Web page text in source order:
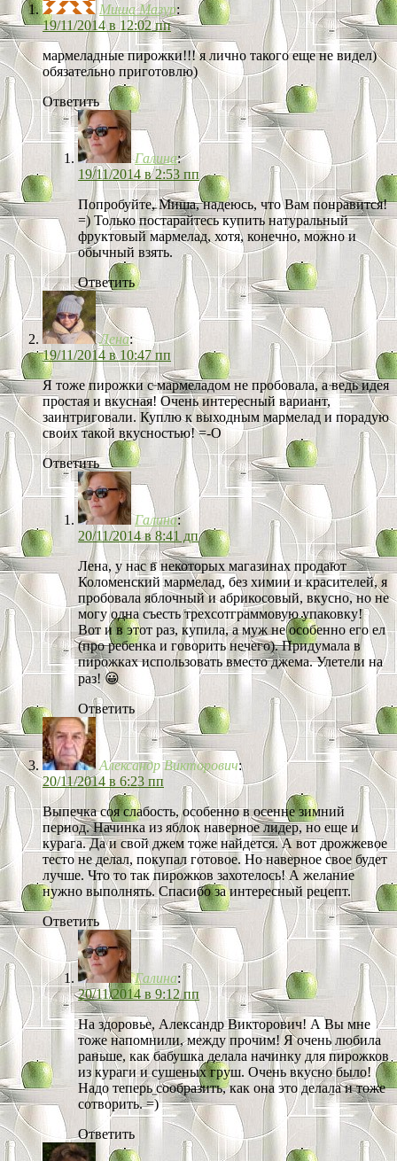
Миша Мазур:
19/11/2014 в 12:02 пп
мармеладные пирожки!!! я лично такого еще не видел)
обязательно приготовлю)
Ответить
Галина:
19/11/2014 в 2:53 пп
Попробуйте, Миша, надеюсь, что Вам понравится!
=) Только постарайтесь купить натуральный
фруктовый мармелад, хотя, конечно, можно и
обычный взять.
Ответить
Лена:
19/11/2014 в 10:47 пп
Я тоже пирожки с мармеладом не пробовала, а ведь идея
простая и вкусная! Очень интересный вариант,
заинтриговали. Куплю к выходным мармелад и порадую
своих такой вкусностью! =-O
Ответить
Галина:
20/11/2014 в 8:41 дп
Лена, у нас в некоторых магазинах продают
Коломенский мармелад, без химии и красителей, я
пробовала яблочный и абрикосовый, вкусно, но не
могу одна съесть трехсотграммовую упаковку!
Вот и в этот раз, купила, а муж не особенно его ел
(про ребенка и говорить нечего). Придумала в
пирожках использовать вместо джема. Улетели на
раз! 😀
Ответить
Александр Викторович:
20/11/2014 в 6:23 пп
Выпечка соя слабость, особенно в осенне зимний
период. Начинка из яблок наверное лидер, но еще и
курага. Да и свой джем тоже найдется. А вот дрожжевое
тесто не делал, покупал готовое. Но наверное свое будет
лучше. Что то так пирожков захотелось! А желание
нужно выполнять. Спасибо за интересный рецепт.
Ответить
Галина:
20/11/2014 в 9:12 пп
На здоровье, Александр Викторович! А Вы мне
тоже напомнили, между прочим! Я очень любила
раньше, как бабушка делала начинку для пирожков
из кураги и сушеных груш. Очень вкусно было!
Надо теперь сообразить, как она это делала и тоже
сотворить. =)
Ответить